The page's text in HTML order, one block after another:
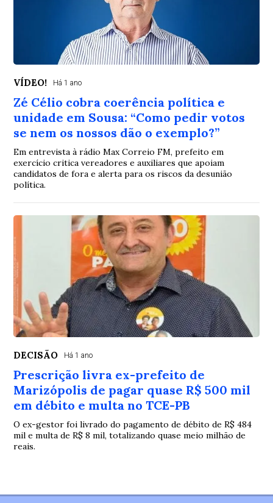
VÍDEO! Há 1 ano
Zé Célio cobra coerência política e
unidade em Sousa: “Como pedir votos
se nem os nossos dão o exemplo?”
Em entrevista à rádio Max Correio FM, prefeito em
exercício critica vereadores e auxiliares que apoiam
candidatos de fora e alerta para os riscos da desunião
política.
DECISÃO Há 1 ano
Prescrição livra ex-prefeito de
Marizópolis de pagar quase R$ 500 mil
em débito e multa no TCE-PB
O ex-gestor foi livrado do pagamento de débito de R$ 484
mil e multa de R$ 8 mil, totalizando quase meio milhão de
reais.